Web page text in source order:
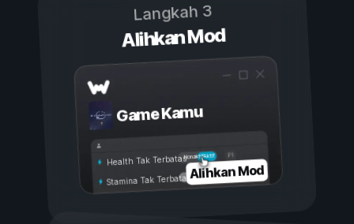
Langkah 3
Alihkan Mod
Game Kamu
Aktif
Nonaktif
Health Tak Terbatas
Stamina Tak TerbatasAlihkan Mod